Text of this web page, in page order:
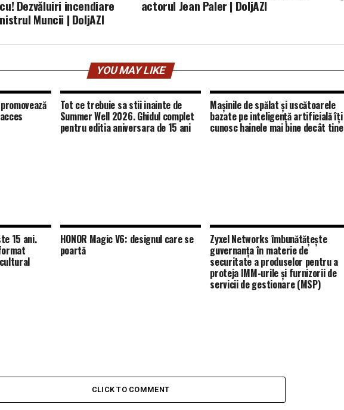
actorul Jean Paler | DoljAZI
Dezvăluiri incendiare
Muncii | DoljAZI
YOU MAY LIKE
Tot ce trebuie sa stii inainte de
Summer Well 2026. Ghidul complet
pentru editia aniversara de 15 ani
Mașinile de spălat și uscătoarele
bazate pe inteligență artificială îți
cunosc hainele mai bine decât tine
15 ani. HONOR Magic V6: designul care se
poartă
Zyxel Networks îmbunătățește
guvernanța în materie de
securitate a produselor pentru a
proteja IMM-urile și furnizorii de
servicii de gestionare (MSP)
CLICK TO COMMENT